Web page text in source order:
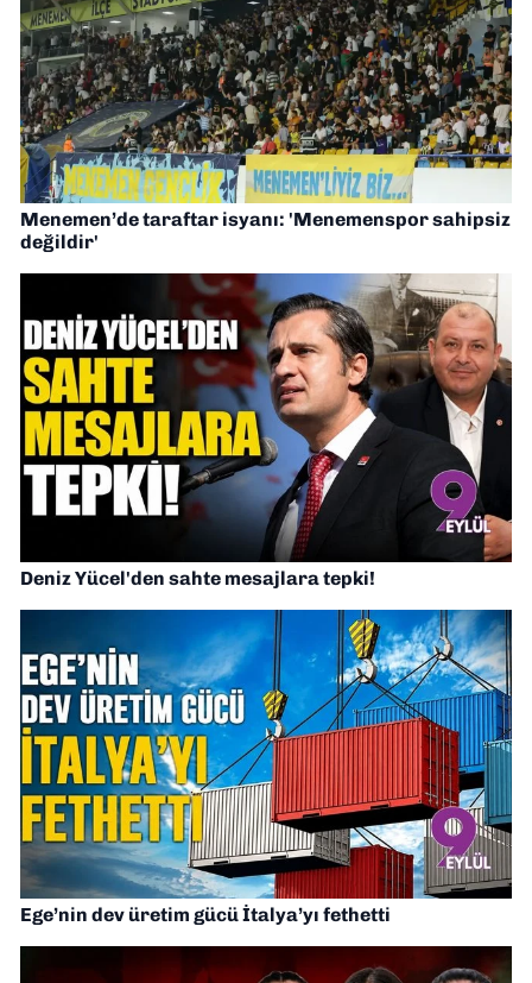
Menemen’de taraftar isyanı: 'Menemenspor sahipsiz
değildir'
Deniz Yücel'den sahte mesajlara tepki!
Ege’nin dev üretim gücü İtalya’yı fethetti